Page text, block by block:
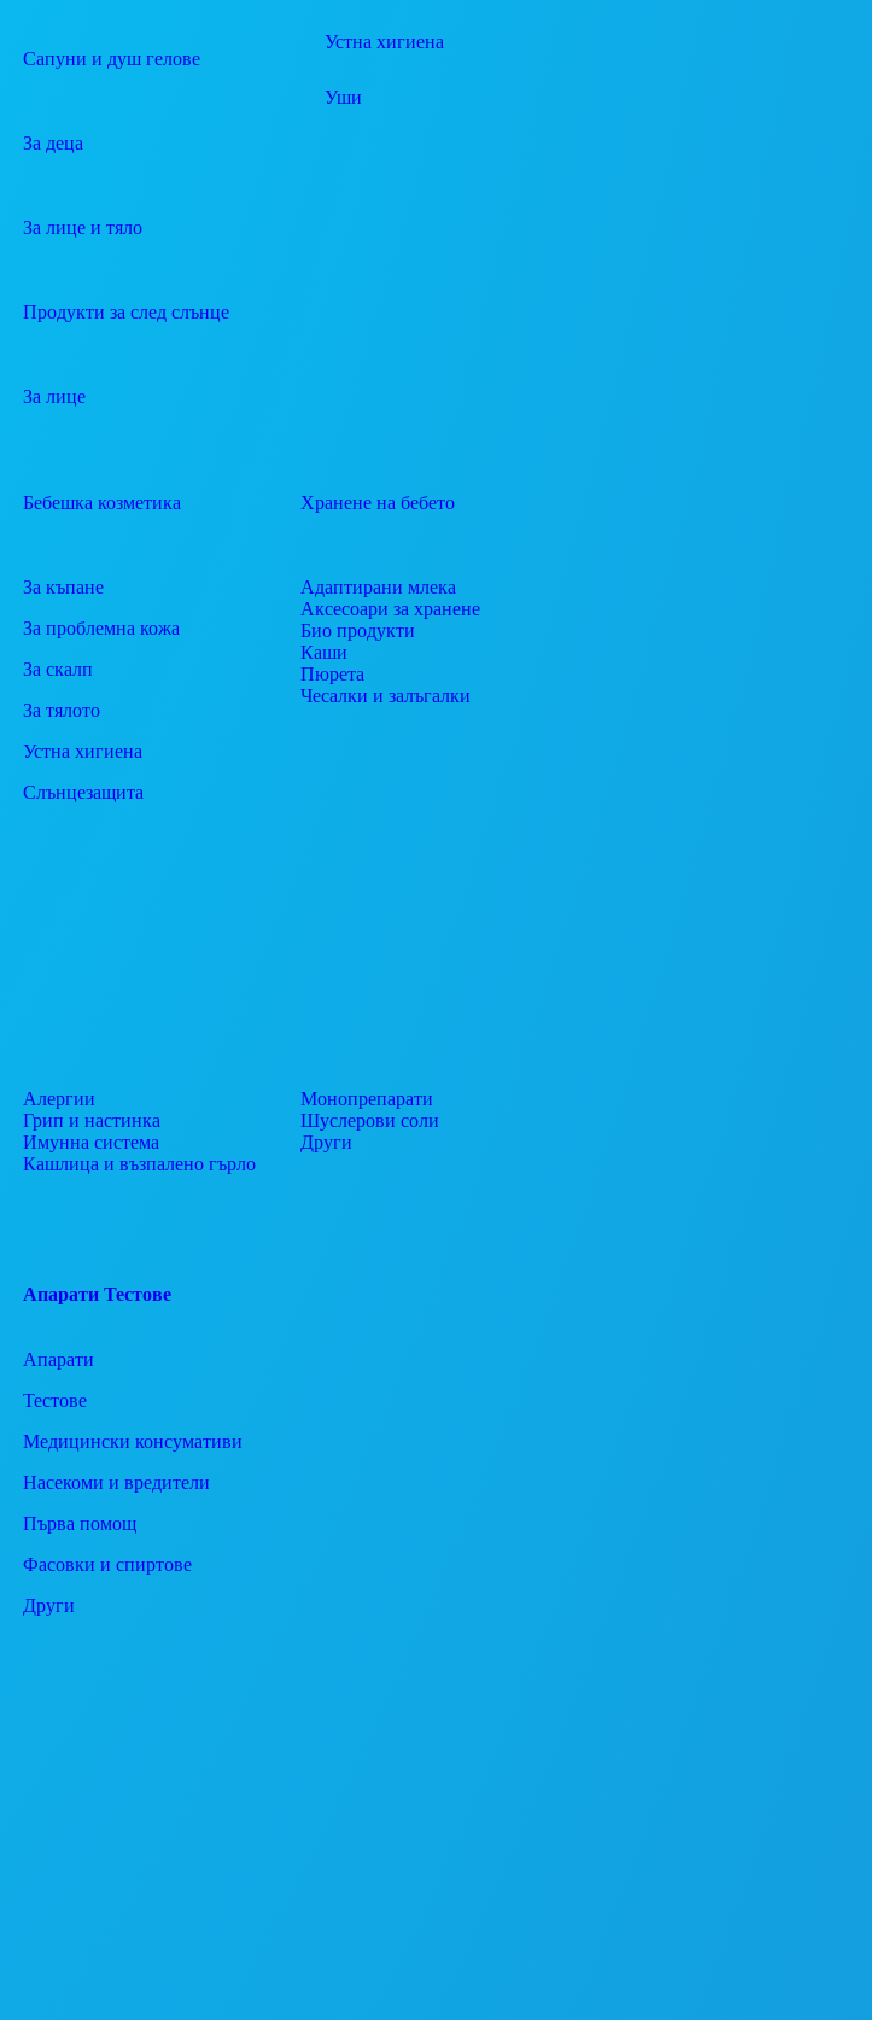
Сапуни и душ гелове
За деца
За лице и тяло
Продукти за след слънце
За лице
Устна хигиена
Уши
Бебешка козметика
За къпане
За проблемна кожа
За скалп
За тялото
Устна хигиена
Слънцезащита
Хранене на бебето
Адаптирани млека
Аксесоари за хранене
Био продукти
Каши
Пюрета
Чесалки и залъгалки
Алергии
Грип и настинка
Имунна система
Кашлица и възпалено гърло
Монопрепарати
Шуслерови соли
Други
Апарати Тестове
Апарати
Тестове
Медицински консумативи
Насекоми и вредители
Първа помощ
Фасовки и спиртове
Други